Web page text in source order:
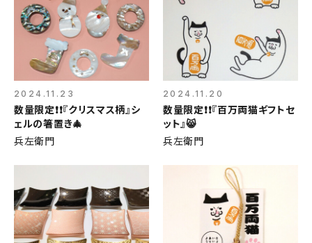
2024.11.23
数量限定❗❗『クリスマス柄』シ
ェルの箸置き🎄
兵左衛門
2024.11.20
数量限定❗❗『百万両猫ギフトセ
ット』😸
兵左衛門